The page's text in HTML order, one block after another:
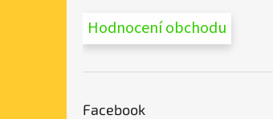
Hodnocení obchodu
Facebook